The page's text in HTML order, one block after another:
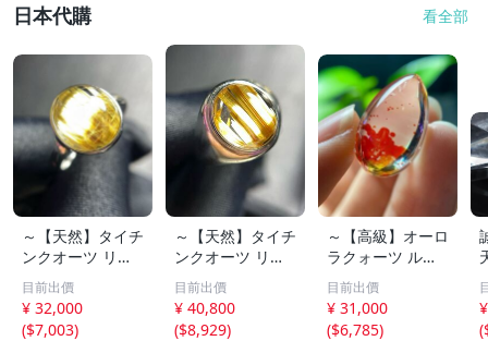
日本代購 看全部
～【天然】タイチ
ンクオーツ リン
グ s925 3.1g
目前出價
¥ 32,000
($7,003)
～【天然】タイチ
ンクオーツ リン
グ s925 3.9g
目前出價
¥ 40,800
($8,929)
～【高級】オーロ
ラクォーツ ルー
ス 3.9g
目前出價
¥ 31,000
($6,785)
(